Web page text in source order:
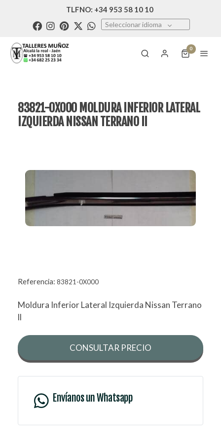
TLFNO: +34 953 58 10 10
Seleccionar idioma
0
83821-0X000 MOLDURA INFERIOR LATERAL
IZQUIERDA NISSAN TERRANO II
Referencia: 83821-0X000
Moldura Inferior Lateral Izquierda Nissan Terrano
ll
CONSULTAR PRECIO
Envíanos un Whatsapp